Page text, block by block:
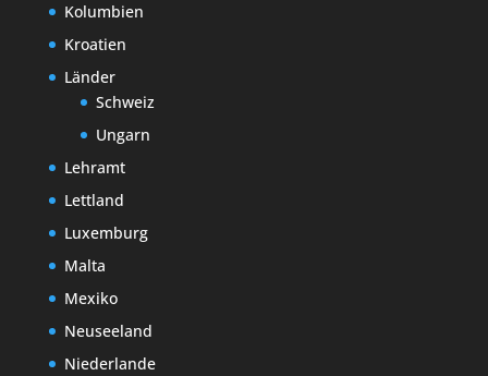
Kolumbien
Kroatien
Länder
Schweiz
Ungarn
Lehramt
Lettland
Luxemburg
Malta
Mexiko
Neuseeland
Niederlande